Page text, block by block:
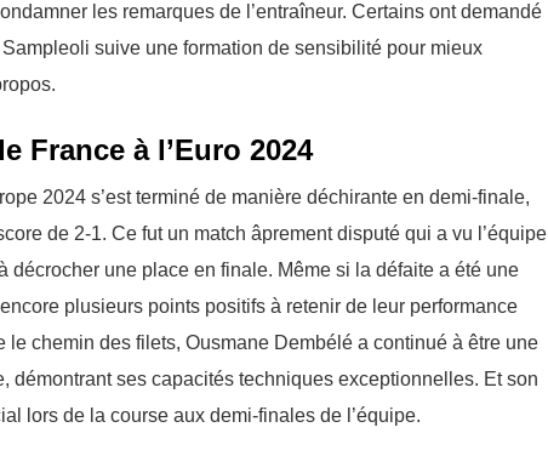
les remarques de l’entraîneur. Certains ont demandé
suive une formation de sensibilité pour mieux
France à l’Euro 2024
2024 s’est terminé de manière déchirante en demi-finale,
de 2-1. Ce fut un match âprement disputé qui a vu l’équipe
décrocher une place en finale. Même si la défaite a été une
plusieurs points positifs à retenir de leur performance
le chemin des filets, Ousmane Dembélé a continué à être une
démontrant ses capacités techniques exceptionnelles. Et son
lors de la course aux demi-finales de l’équipe.